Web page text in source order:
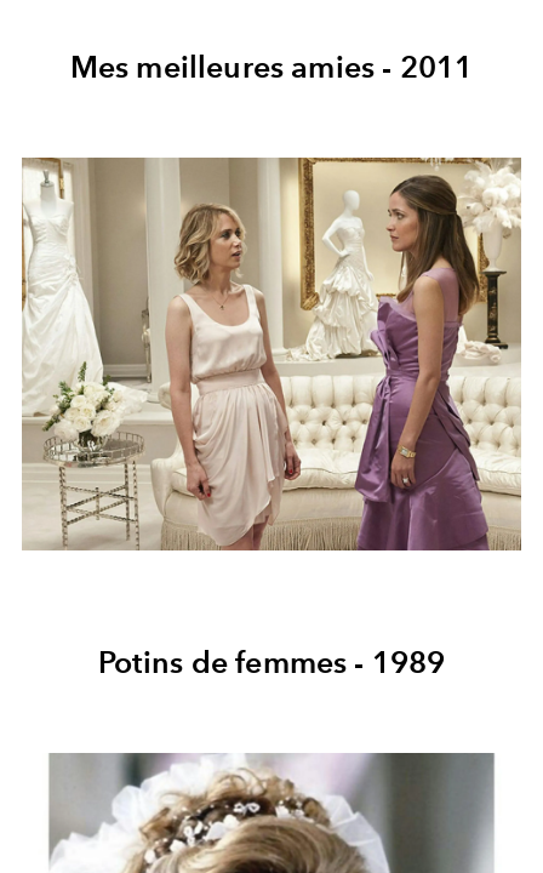
Mes meilleures amies - 2011
Potins de femmes - 1989